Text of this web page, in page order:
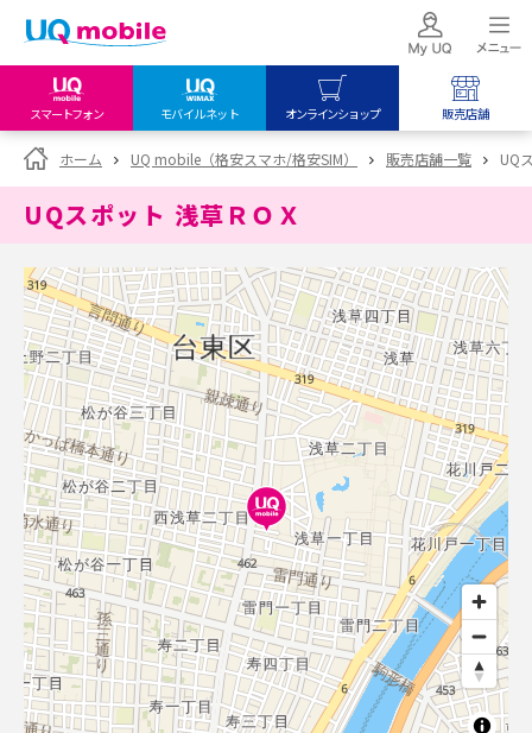
スマートフォン モバイルネット オンラインショップ 販売店舗
my UQ WiMAX
UQ WiMAX ご契約の方
My UQ mobile
UQ mobile
データチャージサイト
UQ mobile
オンラインショップ
UQ WiMAX
UQ mobile
販売店舗
UQ WiMAX
ホーム UQ mobile（格安スマホ/格安SIM） 販売店舗一覧 UQ
UQスポット 浅草ＲＯＸ